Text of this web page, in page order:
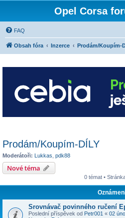
Opel Corsa
FAQ
Obsah fóra Inzerce Prodám/Koupím-
Prodám/Koupím-DÍLY
Moderátoři: Lukkas pdk88
Nové téma
0 témat •
Srovnávač povinného ručení
Poslední příspěvek od Petr001 « 02